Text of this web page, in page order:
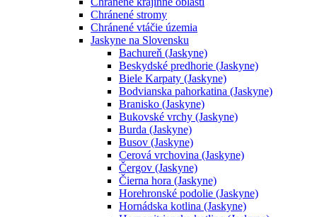
Chránené stromy
Chránené vtáčie územia
Jaskyne na Slovensku
Bachureň (Jaskyne)
Beskydské predhorie (Jaskyne)
Biele Karpaty (Jaskyne)
Bodvianska pahorkatina (Jaskyne)
Branisko (Jaskyne)
Bukovské vrchy (Jaskyne)
Burda (Jaskyne)
Busov (Jaskyne)
Cerová vrchovina (Jaskyne)
Čergov (Jaskyne)
Čierna hora (Jaskyne)
Horehronské podolie (Jaskyne)
Hornádska kotlina (Jaskyne)